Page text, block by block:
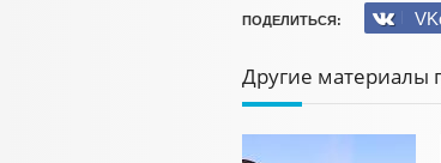
ПОДЕЛИТЬСЯ:
Другие материалы